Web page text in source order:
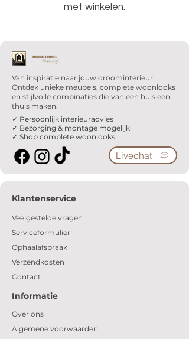
met winkelen.
Van inspiratie naar jouw droominterieur.
Ontdek unieke meubels, complete woonlooks
en stijlvolle combinaties die van een huis een
thuis maken.
✓ Persoonlijk interieuradvies
✓ Bezorging & montage mogelijk
✓ Shop complete woonlooks
Livechat
Klantenservice
Veelgestelde vragen
Serviceformulier
Ophaalafspraak
Verzendkosten
Contact
Informatie
Over ons
Algemene voorwaarden